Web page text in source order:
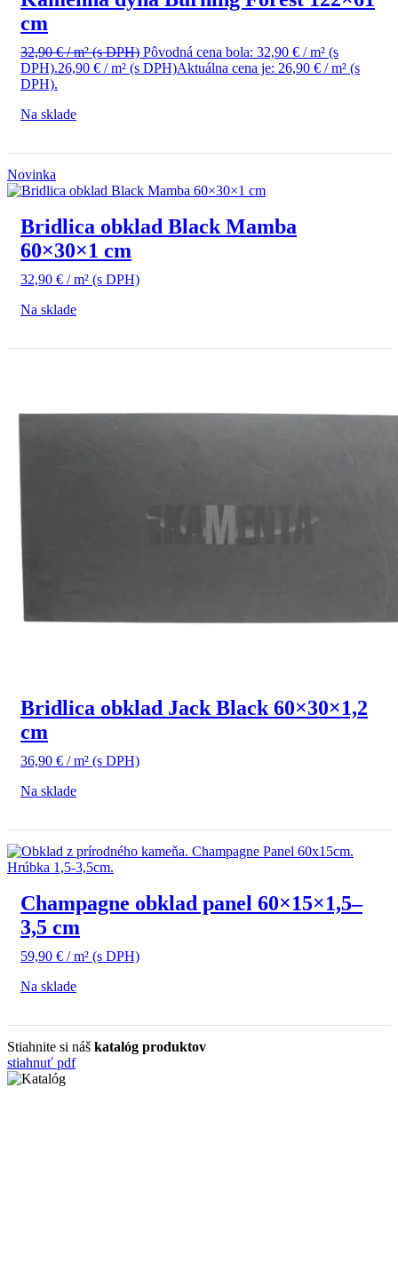
cm
32,90€/ m²(s DPH) Pôvodná cena bola: 32,90 € / m² (s
DPH).26,90 € / m² (s DPH)Aktuálna cena je: 26,90 € / m² (s
DPH).
Na sklade
Novinka
Bridlica obklad Black Mamba
60×30×1 cm
32,90 € / m² (s DPH)
Na sklade
Bridlica obklad Jack Black 60×30×1,2
cm
36,90 € / m² (s DPH)
Na sklade
Champagne obklad panel 60×15×1,5–
3,5 cm
59,90 € / m² (s DPH)
Na sklade
Stiahnite si náš katalóg produktov
stiahnuť pdf